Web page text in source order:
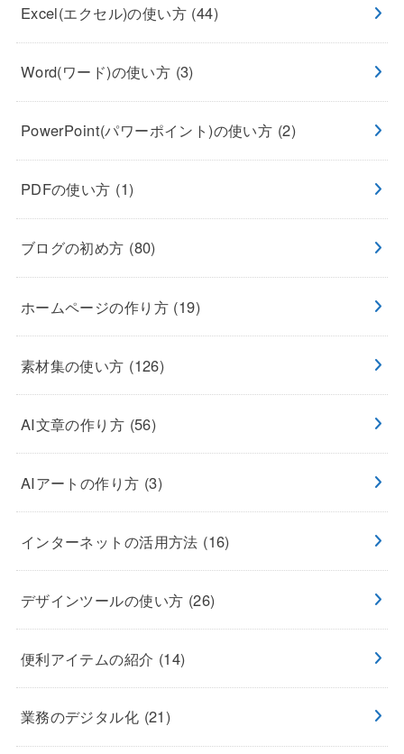
Excel(エクセル)の使い方 (44)
Word(ワード)の使い方 (3)
PowerPoint(パワーポイント)の使い方 (2)
PDFの使い方 (1)
ブログの初め方 (80)
ホームページの作り方 (19)
素材集の使い方 (126)
AI文章の作り方 (56)
AIアートの作り方 (3)
インターネットの活用方法 (16)
デザインツールの使い方 (26)
便利アイテムの紹介 (14)
業務のデジタル化 (21)